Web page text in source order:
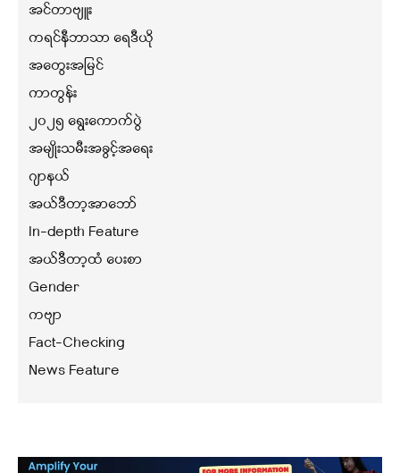
အင်တာဗျူး
ကရင်နီဘာသာ ရေဒီယို
အတွေးအမြင်
ကာတွန်း
၂၀၂၅ ရွေးကောက်ပွဲ
အမျိုးသမီးအခွင့်အရေး
ဂျာနယ်
အယ်ဒီတာ့အာဘော်
In-depth Feature
အယ်ဒီတာ့ထံ ပေးစာ
Gender
ကဗျာ
Fact-Checking
News Feature